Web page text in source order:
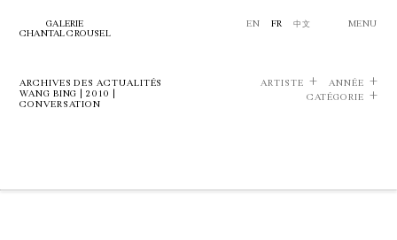
GALERIE
CHANTAL CROUSEL
EN FR 中文 MENU
ARCHIVES DES ACTUALITÉS
WANG BING | 2010 |
CONVERSATION
ARTISTE
ANNÉE
CATÉGORIE